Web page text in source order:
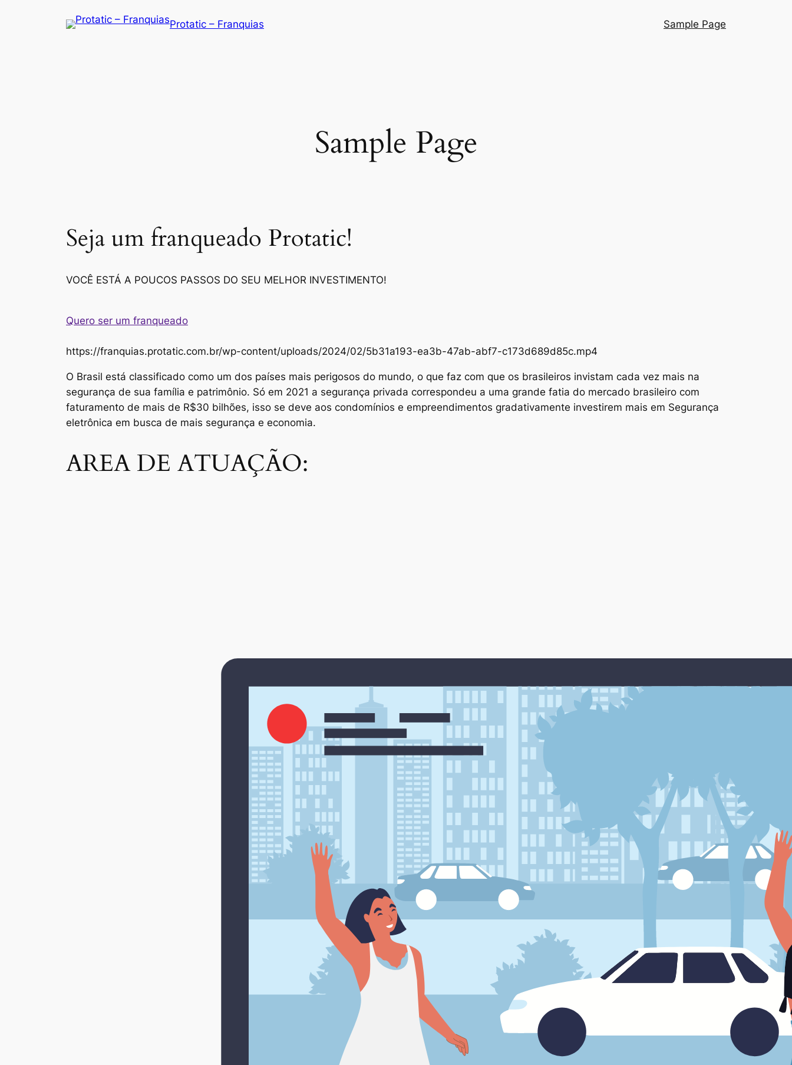
Protatic – Franquias Sample Page
Sample Page
Seja um franqueado Protatic!
VOCÊ ESTÁ A POUCOS PASSOS DO SEU MELHOR INVESTIMENTO!
Quero ser um franqueado
https://franquias.protatic.com.br/wp-content/uploads/2024/02/5b31a193-ea3b-47ab-abf7-c173d689d85c.mp4
O Brasil está classificado como um dos países mais perigosos do mundo, o que faz com que os brasileiros invistam cada vez mais na
segurança de sua família e patrimônio. Só em 2021 a segurança privada correspondeu a uma grande fatia do mercado brasileiro com
faturamento de mais de R$30 bilhões, isso se deve aos condomínios e empreendimentos gradativamente investirem mais em Segurança
eletrônica em busca de mais segurança e economia.
AREA DE ATUAÇÃO: